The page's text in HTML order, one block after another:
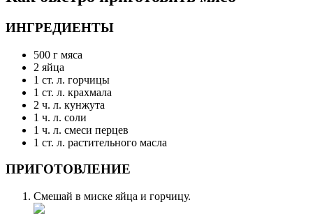
ИНГРЕДИЕНТЫ
500 г мяса
2 яйца
1 ст. л. горчицы
1 ст. л. крахмала
2 ч. л. кунжута
1 ч. л. соли
1 ч. л. смеси перцев
1 ст. л. растительного масла
ПРИГОТОВЛЕНИЕ
Смешай в миске яйца и горчицу.